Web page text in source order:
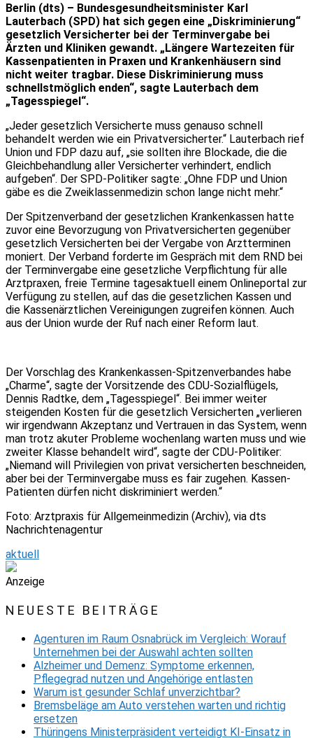
Berlin (dts) – Bundesgesundheitsminister Karl
Lauterbach (SPD) hat sich gegen eine „Diskriminierung“
gesetzlich Versicherter bei der Terminvergabe bei
Ärzten und Kliniken gewandt. „Längere Wartezeiten für
Kassenpatienten in Praxen und Krankenhäusern sind
nicht weiter tragbar. Diese Diskriminierung muss
schnellstmöglich enden“, sagte Lauterbach dem
„Tagesspiegel“.
„Jeder gesetzlich Versicherte muss genauso schnell
behandelt werden wie ein Privatversicherter.“ Lauterbach rief
Union und FDP dazu auf, „sie sollten ihre Blockade, die die
Gleichbehandlung aller Versicherter verhindert, endlich
aufgeben“. Der SPD-Politiker sagte: „Ohne FDP und Union
gäbe es die Zweiklassenmedizin schon lange nicht mehr.“
Der Spitzenverband der gesetzlichen Krankenkassen hatte
zuvor eine Bevorzugung von Privatversicherten gegenüber
gesetzlich Versicherten bei der Vergabe von Arztterminen
moniert. Der Verband forderte im Gespräch mit dem RND bei
der Terminvergabe eine gesetzliche Verpflichtung für alle
Arztpraxen, freie Termine tagesaktuell einem Onlineportal zur
Verfügung zu stellen, auf das die gesetzlichen Kassen und
die Kassenärztlichen Vereinigungen zugreifen können. Auch
aus der Union wurde der Ruf nach einer Reform laut.
Der Vorschlag des Krankenkassen-Spitzenverbandes habe
„Charme“, sagte der Vorsitzende des CDU-Sozialflügels,
Dennis Radtke, dem „Tagesspiegel“. Bei immer weiter
steigenden Kosten für die gesetzlich Versicherten „verlieren
wir irgendwann Akzeptanz und Vertrauen in das System, wenn
man trotz akuter Probleme wochenlang warten muss und wie
zweiter Klasse behandelt wird“, sagte der CDU-Politiker:
„Niemand will Privilegien von privat versicherten beschneiden,
aber bei der Terminvergabe muss es fair zugehen. Kassen-
Patienten dürfen nicht diskriminiert werden.“
Foto: Arztpraxis für Allgemeinmedizin (Archiv), via dts
Nachrichtenagentur
aktuell
Anzeige
NEUESTE BEITRÄGE
Agenturen im Raum Osnabrück im Vergleich: Worauf
Unternehmen bei der Auswahl achten sollten
Alzheimer und Demenz: Symptome erkennen,
Pflegegrad nutzen und Angehörige entlasten
Warum ist gesunder Schlaf unverzichtbar?
Bremsbeläge am Auto verstehen warten und richtig
ersetzen
Thüringens Ministerpräsident verteidigt KI-Einsatz in